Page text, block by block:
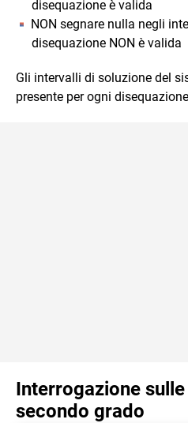
disequazione è valida
NON segnare nulla negli
disequazione NON è valida
Gli intervalli di soluzione del
presente per ogni
Interrogazione
secondo grado